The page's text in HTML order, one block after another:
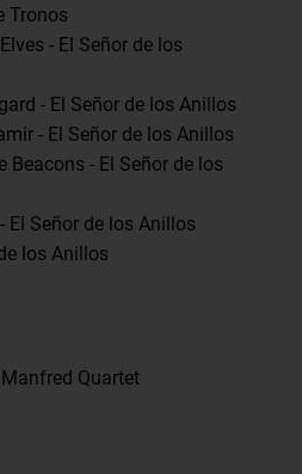
Tronos
- El Señor de los
- El Señor de los Anillos
- El Señor de los Anillos
- El Señor de los
El Señor de los Anillos
los Anillos
Manfred Quartet